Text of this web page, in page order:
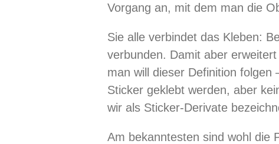
Vorgang an, mit dem man die
Sie alle verbindet das Kleben:
verbunden. Damit aber
man will dieser Definition folgen
Sticker geklebt werden, aber
wir als Sticker-Derivate
Am bekanntesten sind wohl die